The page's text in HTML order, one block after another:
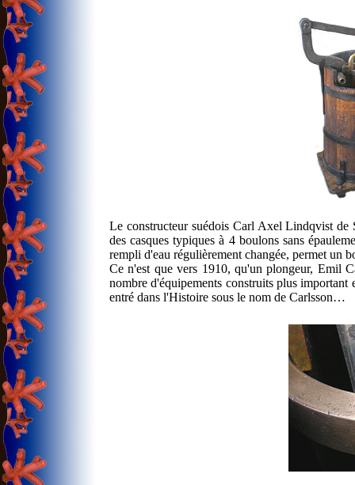
Le constructeur suédois Carl Axel Lindqvist
des casques typiques à 4 boulons sans
rempli d'eau régulièrement changée, permet un
Ce n'est que vers 1910, qu'un plongeur, Emil
nombre d'équipements construits plus important
entré dans l'Histoire sous le nom de Carlsson…